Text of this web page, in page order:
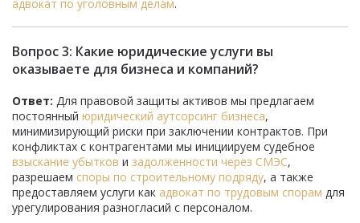
адвокат по уголовным делам.
Вопрос 3: Какие юридические услуги вы
оказываете для бизнеса и компаний?
Ответ: Для правовой защиты активов мы предлагаем
постоянный юридический аутсорсинг бизнеса,
минимизирующий риски при заключении контрактов. При
конфликтах с контрагентами мы инициируем судебное
взыскание убытков и задолженности через СМЭС,
разрешаем споры по строительному подряду, а также
предоставляем услуги как адвокат по трудовым спорам для
урегулирования разногласий с персоналом.